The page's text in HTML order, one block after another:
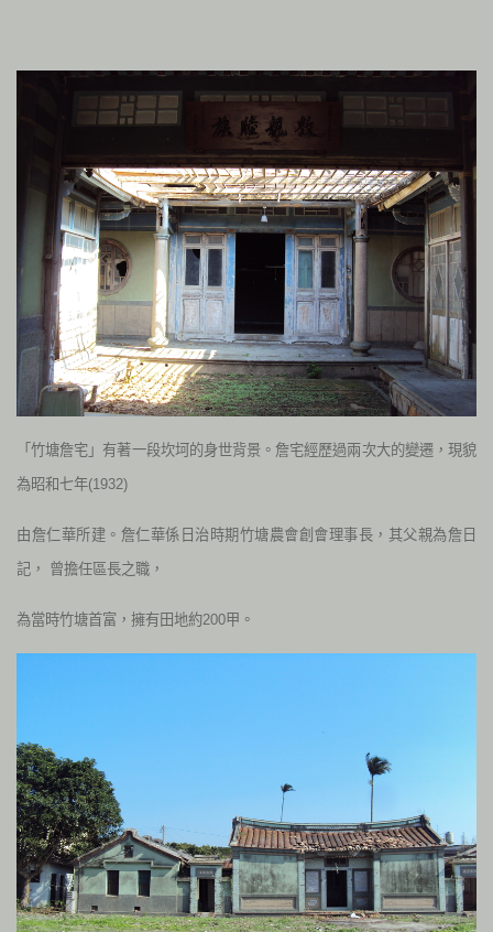
「竹塘詹宅」有著一段坎坷的身世背景。詹宅經歷過兩次大的變遷，現貌
為昭和七年(1932)
由詹仁華所建。詹仁華係日治時期竹塘農會創會理事長，其父親為詹日
記， 曾擔任區長之職，
為當時竹塘首富，擁有田地約200甲。